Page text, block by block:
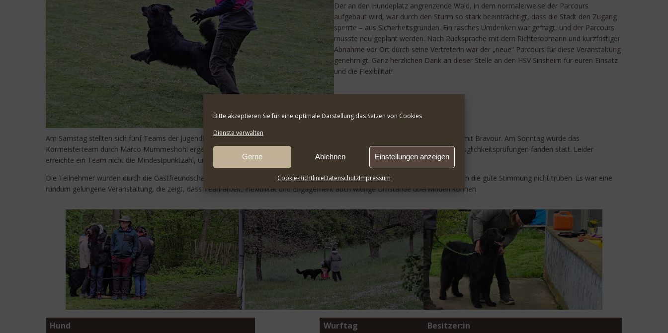
Bitte akzeptieren Sie für eine optimale Darstellung das Setzen von Cookies
Dienste verwalten
Gerne Ablehnen Einstellungen anzeigen
Cookie-RichtlinieDatenschutzImpressum
Der an den Hundeplatz angrenzende Wald, in dem normalerweise der Parcours
aufgebaut wird, war durch den Sturm so stark beeinträchtigt, dass die Stadt den Zugang
sperrte – aus Sicherheitsgründen. Ein rasches Umdenken war gefragt, und der Parcours
musste neu geplant werden. Nach Rücksprache mit dem Richterobmann und kurzfristiger
Abnahme vor Ort durch seine Vertreterin war der „neue“ Parcours für diese Veranstaltung
genehmigt. Ganz herzlichen Dank an dieser Stelle an den HSV Sinsheim für euren Einsatz
und die Flexibilität!
Am Samstag stellten sich fünf Teams der Jugendbeurteilung unter Körmeisterin Sabine Jacobs. Alle Teams bestanden die Prüfung mit Bravour. Am Sonntag wurde das
Körmeisterteam durch Marco Mummeshohl ergänzt. Eine Jugendbeurteilung vom Samstag wurde nachgeholt, und sieben Zuchttauglichkeitsprüfungen fanden statt. Leider
erreichte ein Team nicht die Mindestpunktzahl, um zu bestehen.
Die Teilnehmer wurden durch die Gastfreundschaft der Küche des HSV Sinsheim verwöhnt. Selbst die kühlen Temperaturen konnten die gute Stimmung nicht trüben. Es war eine
rundum gelungene Veranstaltung, die zeigt, dass Teamarbeit, Flexibilität und Engagement auch widrige Umstände überwinden können.
Hund Wurftag Besitzer:in